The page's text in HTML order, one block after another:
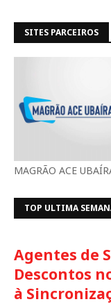
SITES PARCEIROS
MAGRÃO ACE
TOP ULTIMA
Agentes de
Descontos
à